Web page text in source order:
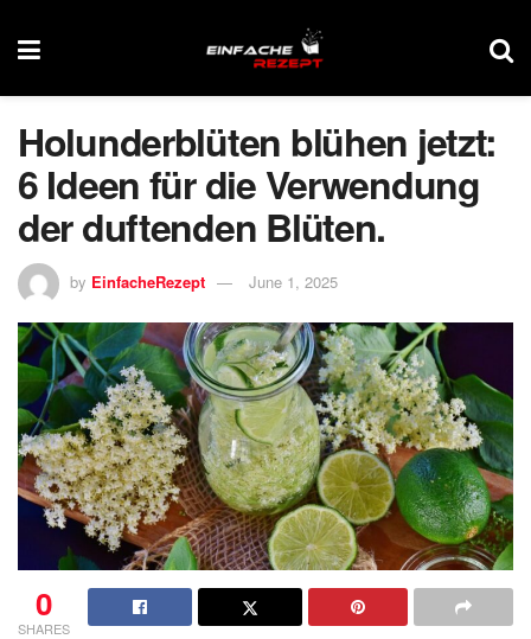
Holunderblüten blühen jetzt:
6 Ideen für die Verwendung
der duftenden Blüten.
by EinfacheRezept June 1, 2025
0
SHARES